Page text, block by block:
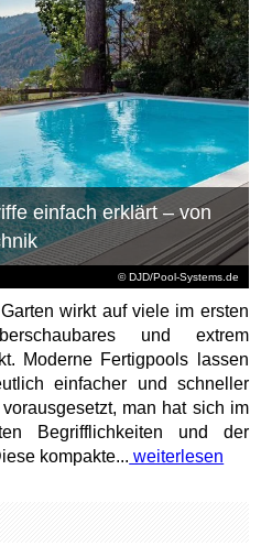
© DJD/Pool-Systems.de
einfach erklärt – von
wirkt auf viele im ersten
und extrem
Moderne Fertigpools lassen
einfacher und schneller
man hat sich im
Begrifflichkeiten und der
kompakte... weiterlesen